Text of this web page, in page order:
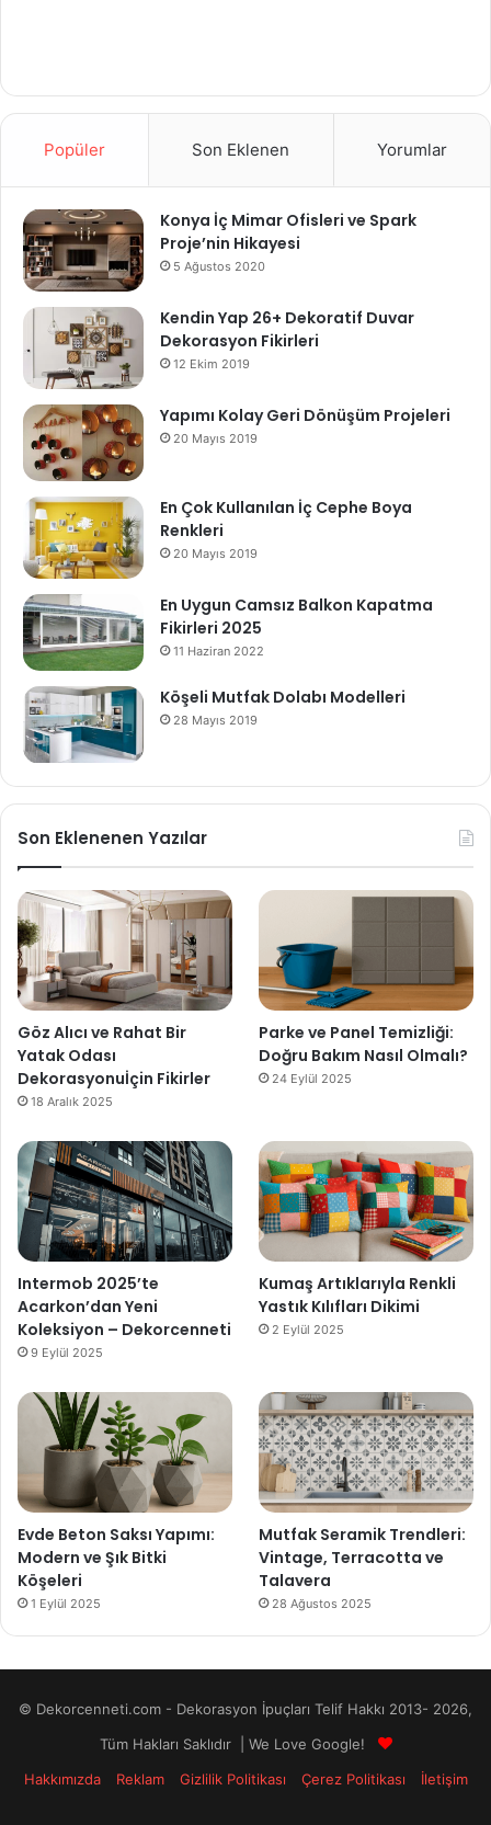
Popüler Son Eklenen Yorumlar
Konya İç Mimar Ofisleri ve Spark
Proje’nin Hikayesi
5 Ağustos 2020
Kendin Yap 26+ Dekoratif Duvar
Dekorasyon Fikirleri
12 Ekim 2019
Yapımı Kolay Geri Dönüşüm Projeleri
20 Mayıs 2019
En Çok Kullanılan İç Cephe Boya
Renkleri
20 Mayıs 2019
En Uygun Camsız Balkon Kapatma
Fikirleri 2025
11 Haziran 2022
Köşeli Mutfak Dolabı Modelleri
28 Mayıs 2019
Son Eklenenen Yazılar
Göz Alıcı ve Rahat Bir
Yatak Odası
Dekorasyonuİçin Fikirler
18 Aralık 2025
Parke ve Panel Temizliği:
Doğru Bakım Nasıl Olmalı?
24 Eylül 2025
Intermob 2025’te
Acarkon’dan Yeni
Koleksiyon – Dekorcenneti
9 Eylül 2025
Kumaş Artıklarıyla Renkli
Yastık Kılıfları Dikimi
2 Eylül 2025
Evde Beton Saksı Yapımı:
Modern ve Şık Bitki
Köşeleri
1 Eylül 2025
Mutfak Seramik Trendleri:
Vintage, Terracotta ve
Talavera
28 Ağustos 2025
© Dekorcenneti.com - Dekorasyon İpuçları Telif Hakkı 2013- 2026,
Tüm Hakları Saklıdır | We Love Google!
Hakkımızda
Reklam Gizlilik Politikası Çerez Politikası İletişim